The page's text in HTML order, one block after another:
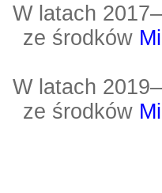
W latach
ze środków
W latach
ze środków